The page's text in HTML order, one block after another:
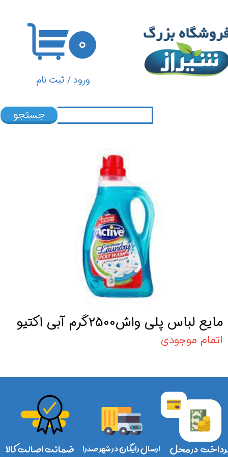
ورود/ ثبت نام
تغییر گذر واژه
سفارشات
۰
جستجو
مایع لباس پلی واش2500گرم آبی اکتیو
اتمام موجودی
ارسال رایگان در شهر صدرا در محل ضمانت اصالت کالا